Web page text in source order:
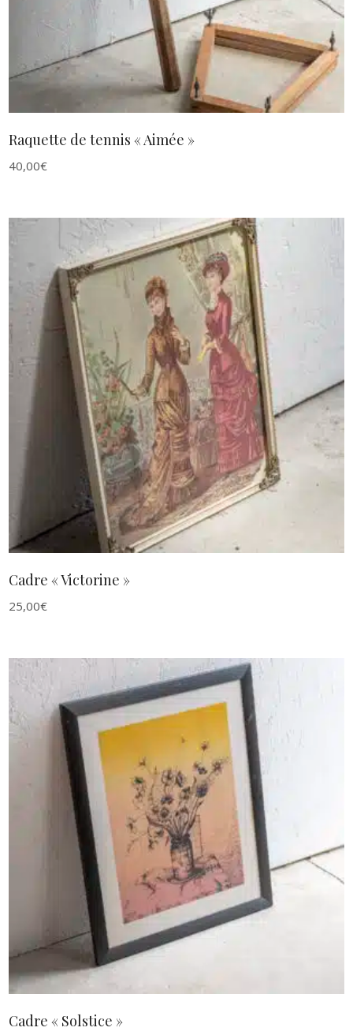
Raquette de tennis « Aimée »
40,00€
AJOUTER AU PANIER
Cadre « Victorine »
25,00€
AJOUTER AU PANIER
Cadre « Solstice »